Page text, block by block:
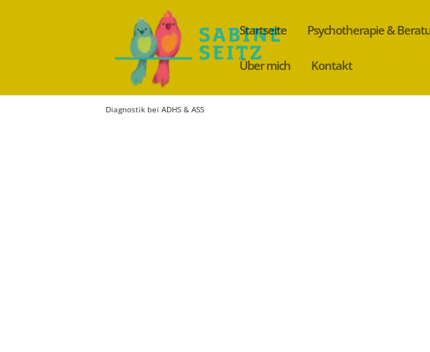
Startseite Psychotherapie &
Über mich Kontakt
Diagnostik bei ADHS & ASS